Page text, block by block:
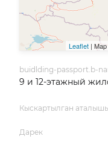
Leaflet |
buidlding-passport.b-
9 и 12-этажный
Кыскартылган
Дарек